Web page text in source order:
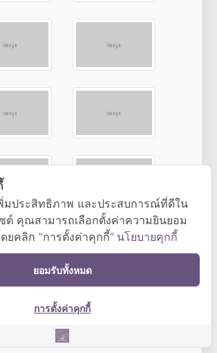
พิ่มประสิทธิภาพ และประสบการณ์ที่ดีใน
ซต์ คุณสามารถเลือกตั้งค่าความยินยอม
ยคลิก "การตั้งค่าคุกกี้" นโยบายคุกกี้
ยอมรับทั้งหมด
การตั้งค่าคุกกี้